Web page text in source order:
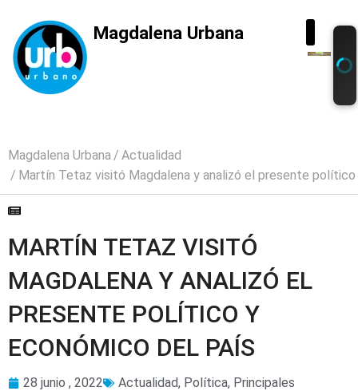
Magdalena Urbana
Magdalena Urbana
Actualidad
Martín Tetaz visitó Magdalena y analizó el presente
MARTÍN TETAZ VISITÓ
MAGDALENA Y ANALIZÓ EL
PRESENTE POLÍTICO Y
ECONÓMICO DEL PAÍS
28 junio , 2022 Actualidad, Política, Principales